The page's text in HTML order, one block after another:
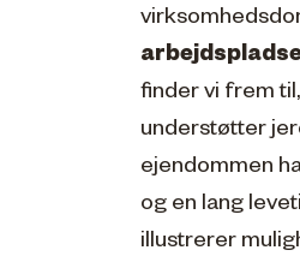
finder vi frem
understøtter
ejendommen
og en lang
illustrerer